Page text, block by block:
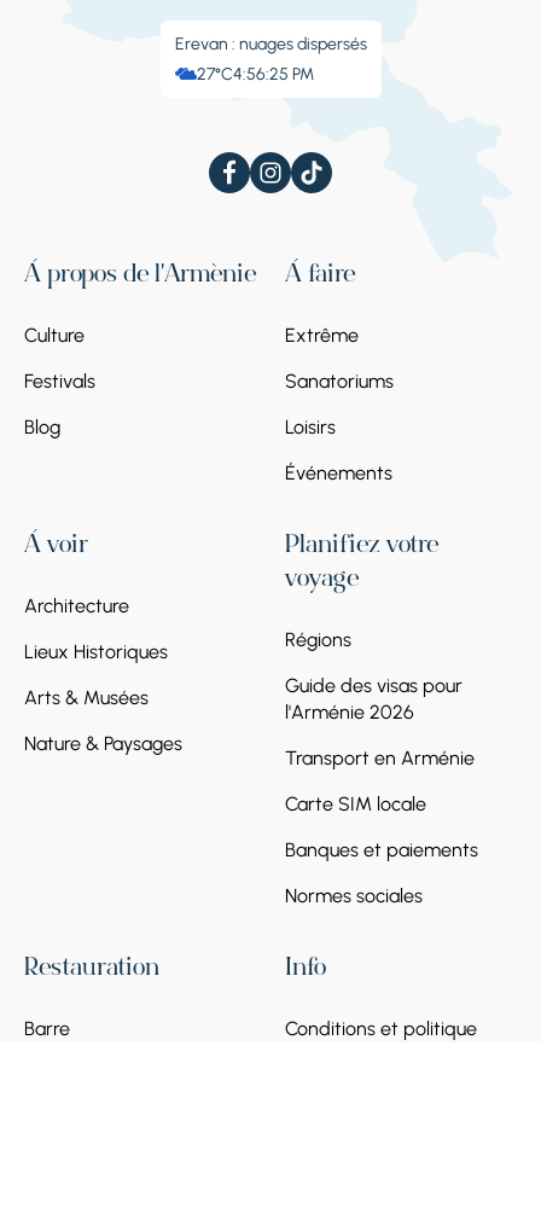
Erevan : nuages ​​dispersés
27°C4:56:26 PM
À propos de l'Arménie
Culture
Festivals
Blog
À faire
Extrême
Sanatoriums
Loisirs
Événements
À voir
Architecture
Lieux Historiques
Arts & Musées
Nature & Paysages
Planifiez votre
voyage
Régions
Guide des visas pour
l'Arménie 2026
Transport en Arménie
Carte SIM locale
Banques et paiements
Normes sociales
Restauration
Barre
Info
Conditions et politique